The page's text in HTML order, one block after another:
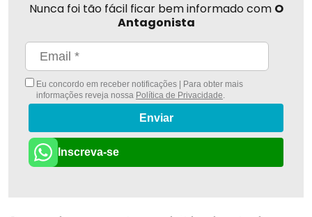
Nunca foi tão fácil ficar bem informado com O
Antagonista
Eu concordo em receber notificações | Para obter mais
informações reveja nossa Política de Privacidade.
Enviar
Inscreva-se